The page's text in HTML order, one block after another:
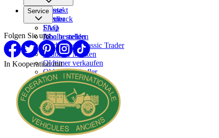
Presse
Partner
Kontakt
Feedback
FAQ
Inhalte melden
Service
Shop
Abo bestellen
Werben bei Classic Trader
Oldtimer Marken
Oldtimer verkaufen
Oldtimer Händler
Folgen Sie uns
In Kooperation mit